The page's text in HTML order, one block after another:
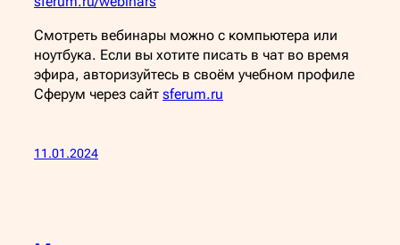
Смотреть вебинары можно с компьютера или
ноутбука. Если вы хотите писать в чат во время
эфира, авторизуйтесь в своём учебном профиле
Сферум через сайт sferum.ru
11.01.2024